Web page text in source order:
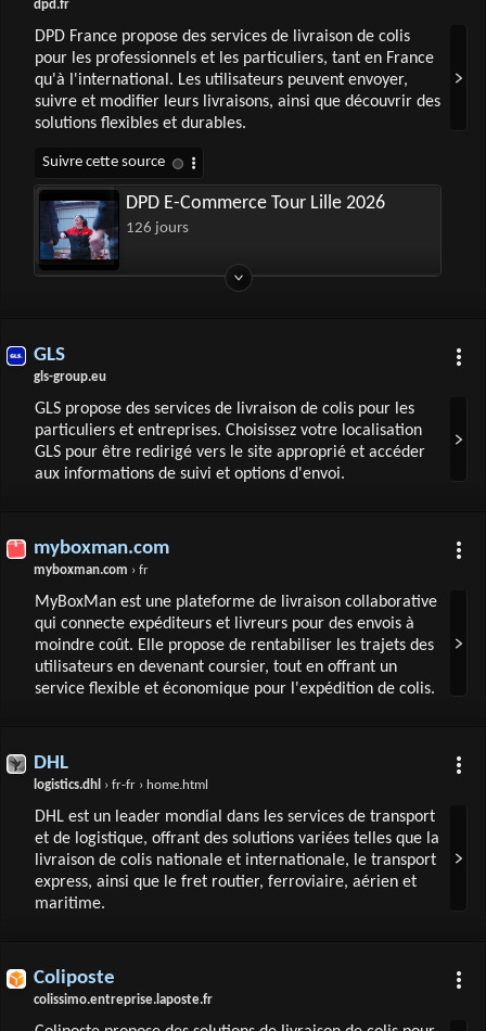
dpd.fr
DPD France propose des services de livraison de colis
pour les professionnels et les particuliers, tant en France
qu'à l'international. Les utilisateurs peuvent envoyer,
suivre et modifier leurs livraisons, ainsi que découvrir des
solutions flexibles et durables.
DPD E-Commerce Tour Lille 2026
126 jours
GLS
gls-group.eu
GLS propose des services de livraison de colis pour les
particuliers et entreprises. Choisissez votre localisation
GLS pour être redirigé vers le site approprié et accéder
aux informations de suivi et options d'envoi.
myboxman.com
myboxman.com › fr
MyBoxMan est une plateforme de livraison collaborative
qui connecte expéditeurs et livreurs pour des envois à
moindre coût. Elle propose de rentabiliser les trajets des
utilisateurs en devenant coursier, tout en offrant un
service flexible et économique pour l'expédition de colis.
DHL
logistics.dhl › fr-fr › home.html
DHL est un leader mondial dans les services de transport
et de logistique, offrant des solutions variées telles que la
livraison de colis nationale et internationale, le transport
express, ainsi que le fret routier, ferroviaire, aérien et
maritime.
Coliposte
colissimo.entreprise.laposte.fr